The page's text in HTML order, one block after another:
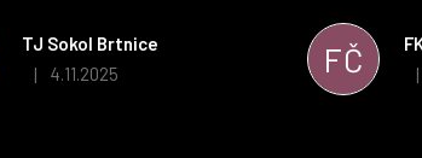
TJ Sokol Brtnice
Hodnocení obchodu je 5 z 5 hvězdiček.
| 4.11.2025
a příjemné na nošení. Velmi
také vytvoření klubového e-shopu,
zpracovaný a výrazně nám
FČ |